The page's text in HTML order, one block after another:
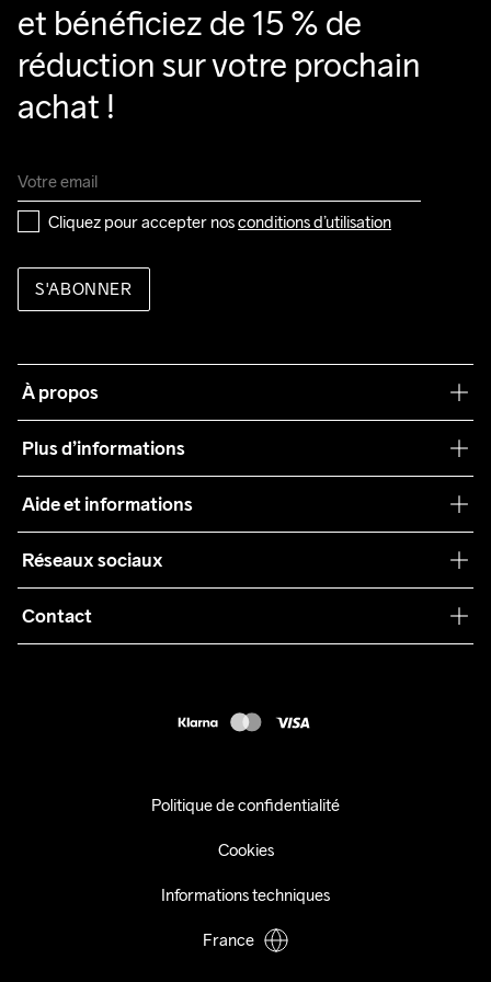
et bénéficiez de 15 % de
réduction sur votre prochain
achat !
Cliquez pour accepter nos conditions d’utilisation
S'ABONNER
À propos
Plus d’informations
Teamwear
Durabilité
Collaborations
Aide et informations
Conditions générales
Retours
Réseaux sociaux
Contact
Politique de confidentialité
Cookies
Informations techniques
France